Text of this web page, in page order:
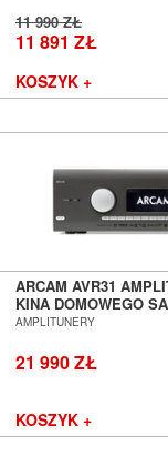
11 990 ZŁ
11 891 ZŁ
KOSZYK +
ARCAM AVR31
KINA DOMOWEGO
POZNAŃ WROCŁAW
AMPLITUNERY
21 990 ZŁ
KOSZYK +